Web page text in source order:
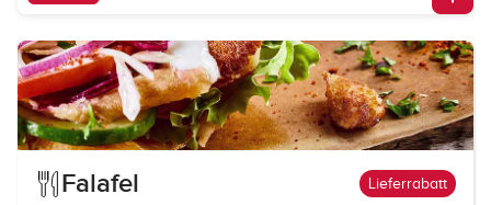
Falafel Lieferrabatt